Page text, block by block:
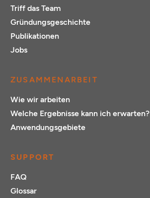
Triff das Team
Gründungsgeschichte
Publikationen
Jobs
ZUSAMMENARBEIT
Wie wir arbeiten
Welche Ergebnisse kann ich erwarten?
Anwendungsgebiete
SUPPORT
FAQ
Glossar